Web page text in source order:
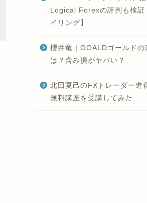
Logical Forexの評判も検証
イリング】
櫻井竜｜GOALDゴールドの
は？含み損がヤバい？
北田夏己のFXトレーダー進
無料講座を受講してみた